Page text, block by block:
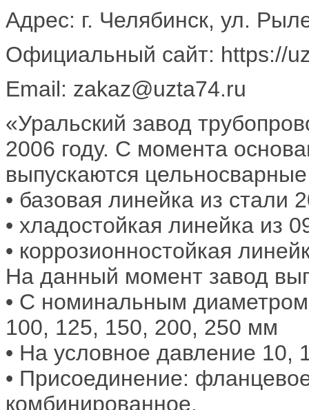
Адрес: г. Челябинск, ул.
Официальный сайт: https://
Email: zakaz@uzta74.ru
«Уральский завод
2006 году. С момента
выпускаются
• базовая линейка из стали
• хладостойкая линейка из
• коррозионностойкая
На данный момент завод
• С номинальным
100, 125, 150, 200, 250 мм
• На условное давление 10,
• Присоединение:
комбинированное.